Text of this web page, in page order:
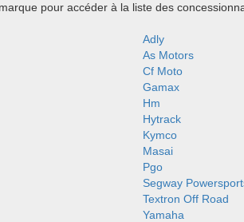
pour accéder à la liste des
Adly
As Motors
Cf Moto
Gamax
Hm
Hytrack
Kymco
Masai
Pgo
Segway
Textron Off Road
Yamaha